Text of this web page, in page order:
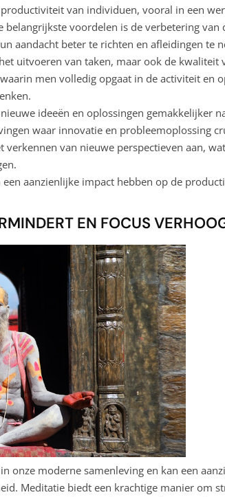
van individuen, vooral in een
belangrijkste voordelen is de verbetering van
aandacht beter te richten en afleidingen te
uitvoeren van taken, maar ook de kwaliteit
men volledig opgaat in de activiteit en
ideeën en oplossingen gemakkelijker
waar innovatie en probleemoplossing
verkennen van nieuwe perspectieven aan,
aanzienlijke impact hebben op de
EN FOCUS
onze moderne samenleving en kan een
Meditatie biedt een krachtige manier om